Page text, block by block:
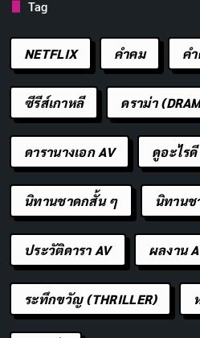
สังหารที่ถูกมอบหมายให้คอยดูแ
ที่มีหัวใจดีและต้องการช่วยเหลื
สังหารที่ต้องฆ่าคนก็ตาม ความสั
บิมารุเป็นหัวใจสำคัญของเรื่อง
เขารู้สึกว่าตัวเองมีคุณค่าและสา
ยูซุริฮะ (Yuzuriha) พากย์เสียงโ
Takahashi)เป็นคุโนอิจิที่มีความ
ควบคุมของเหลวจากร่างกายตัว
แค่ตัวเองและการอยู่รอด แต่จริง
และห่วงใยเพื่อนร่วมทาง ความ
น่าสนใจมาก เพราะทั้งสองเป็น
Tag
NETFLIX คำคม คํ
ซีรีส์เกาหลี ดราม่า
ดารานางเอก AV ดูอะไรดี
นิทานชาดกสั้น ๆ นิทานช
ประวัติดารา AV ผลงาน
ระทึกขวัญ (THRILLER)